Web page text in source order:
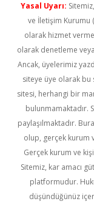
Yasal Uyarı:
ve İletişim Kurumu
olarak hizmet
olarak denetleme
Ancak, üyelerimiz
siteye üye olarak bu
sitesi, herhangi bir
bulunmamaktadır.
paylaşılmaktadır.
olup, gerçek kurum
Gerçek kurum ve
Sitemiz, kar amacı
platformudur.
düşündüğünüz